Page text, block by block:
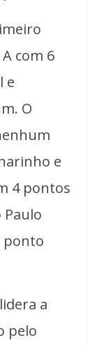
com 6
e
O
e
4 pontos
Paulo
ponto
a
pelo